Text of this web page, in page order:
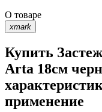
О товаре
xmark
Купить
Arta 18см
применение